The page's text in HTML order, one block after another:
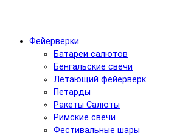
Фейерверки
Батареи салютов
Бенгальские свечи
Летающий фейерверк
Петарды
Ракеты Салюты
Римские свечи
Фестивальные шары